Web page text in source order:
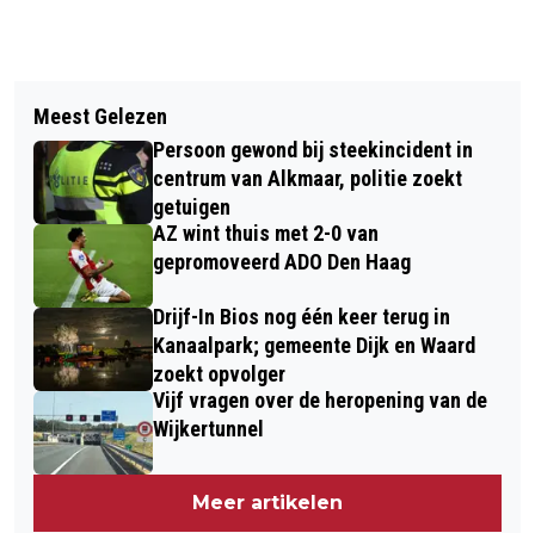
AUTO IN BRAND AAN
PERCIVALSTRAAT IN ALKMAAR
DODENHERDENKING EN
BEVRIJDINGSDAG WAARSCHIJNLIJK
OVERWEGEND DROOG
Meest Gelezen
Persoon gewond bij steekincident in
centrum van Alkmaar, politie zoekt
getuigen
AZ wint thuis met 2-0 van
gepromoveerd ADO Den Haag
Drijf-In Bios nog één keer terug in
Kanaalpark; gemeente Dijk en Waard
zoekt opvolger
Vijf vragen over de heropening van de
Wijkertunnel
Meer artikelen